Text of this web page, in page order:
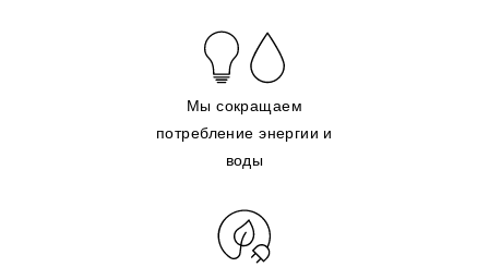
Мы сокращаем
потребление энергии и
воды